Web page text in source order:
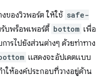
ของวิวพอร์ต ให้ใช้ safe-
บพร็อพเพอร์ตี้ bottom เพื่อ
รไปยังส่วนต่างๆ ด้วยท่าทาง
แสดงจะอัปเดตแบบ
ให้องค์ประกอบที่วางอยู่ด้าน